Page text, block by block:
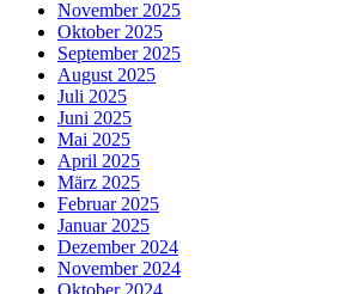
November 2025
Oktober 2025
September 2025
August 2025
Juli 2025
Juni 2025
Mai 2025
April 2025
März 2025
Februar 2025
Januar 2025
Dezember 2024
November 2024
Oktober 2024